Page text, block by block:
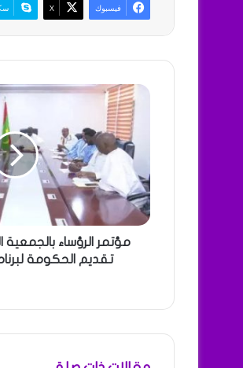
فيسبوك X
مؤتمر الرؤساء
تقديم الحكومة